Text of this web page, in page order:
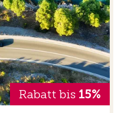
Rabatt bis 15%